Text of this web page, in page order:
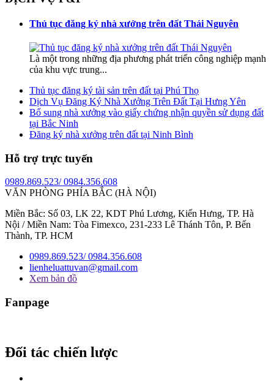
Thủ tục đăng ký nhà xưởng trên đất Thái Nguyên
Là một trong những địa phương phát triển công nghiệp mạnh
của khu vực trung...
Thủ tục đăng ký tài sản trên đất tại Phú Thọ
Dịch Vụ Đăng Ký Nhà Xưởng Trên Đất Tại Hưng Yên
Bổ sung nhà xưởng vào giấy chứng nhận quyền sử dụng đất
tại Bắc Ninh
Đăng ký nhà xưởng trên đất tại Ninh Bình
Hỗ trợ trực tuyến
0989.869.523/ 0984.356.608
VĂN PHÒNG PHÍA BẮC (HÀ NỘI)
Miền Bắc: Số 03, LK 22, KDT Phú Lương, Kiến Hưng, TP. Hà
Nội / Miền Nam: Tòa Fimexco, 231-233 Lê Thánh Tôn, P. Bến
Thành, TP. HCM
0989.869.523/ 0984.356.608
lienheluattuvan@gmail.com
Xem bản đồ
Fanpage
Đối tác chiến lược